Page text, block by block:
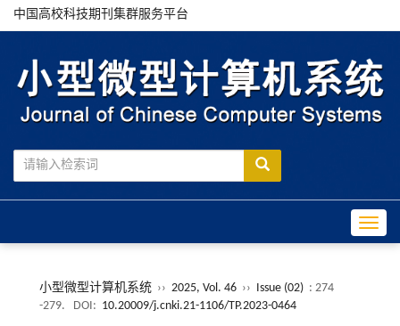
中国高校科技期刊集群服务平台
小型微型计算机系统 ›› 2025, Vol. 46 ›› Issue (02) : 274
-279.
DOI: 10.20009/j.cnki.21-1106/TP.2023-0464